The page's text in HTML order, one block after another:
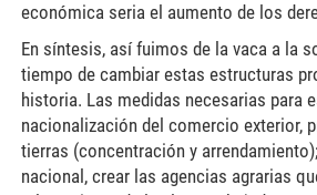
económica seria el aumento de los
En síntesis, así fuimos de la vaca a la
tiempo de cambiar estas estructuras
historia. Las medidas necesarias para
nacionalización del comercio exterior,
tierras (concentración y
nacional, crear las agencias agrarias